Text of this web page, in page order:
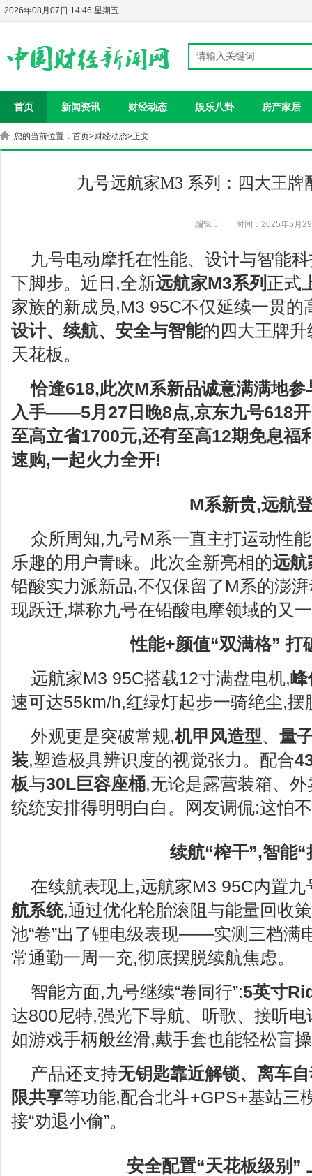
2026年08月07日 14:46 星期五
首页 新闻资讯 财经动态 娱乐八卦 房产家居
您的当前位置： 首页>财经动态>正文
九号远航家M3 系列：四大王牌
编辑： 时间：2025年5月
九号电动摩托在性能、设计与智能
下脚步。近日,全新远航家M3系列 正式
家族的新成员,M3 95C不仅延续一贯的
设计、续航、安全与智能的四大王牌
天花板。
恰逢618,此次M系新品诚意满满地
入手——5月 27 日晚8点,京东九号618
至高立省1700元,还有至高12期免息福
速购,一起火力全开!
M系新贵,远航
众所周知,九号M系一直主打运动性
乐趣的用户青睐。此次全新亮相的远航
铅酸实力派新品,不仅保留了M系的澎
现跃迁,堪称九号在铅酸电摩领域的又
性能+颜值“双满格” 打
远航家M3 95C搭载12寸满盘电机,峰
速可达55km/h,红绿灯起步一骑绝尘,摆
外观更是突破常规,机甲风造型、 量
装,塑造极具辨识度的视觉张力。配合
板与30L巨容座桶,无论是露营装箱、
统统安排得明明白白。网友调侃:这怕
续航“榨干”,智能“
在续航表现上,远航家M3 95C内置九
航系统,通过优化轮胎滚阻与能量回收
池“卷”出了锂电级表现——实测三档满
常通勤一周一充,彻底摆脱续航焦虑。
智能方面,九号继续“卷同行”:5英寸
达800尼特,强光下导航、听歌、接听
如游戏手柄般丝滑,戴手套也能轻松盲
产品还支持无钥匙靠近解锁、离车
限共享等功能,配合北斗+GPS+基站三
接“劝退小偷”。
安全配置“天花板级别”